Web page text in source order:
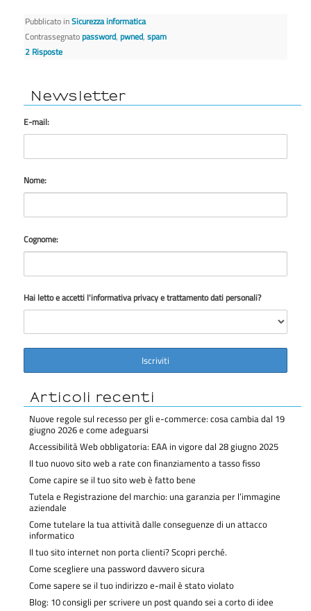
Pubblicato inSicurezza informatica
Contrassegnatopassword,pwned,spam
2Risposte
Newsletter
E-mail:
Nome:
Cognome:
Hai letto e accetti l'informativa privacy e trattamento dati personali?
Articoli recenti
Nuove regole sul recesso per gli e-commerce: cosa cambia dal 19
giugno 2026 e come adeguarsi
Accessibilità Web obbligatoria: EAA in vigore dal 28 giugno 2025
Il tuo nuovo sito web a rate con finanziamento a tasso fisso
Come capire se il tuo sito web è fatto bene
Tutela e Registrazione del marchio: una garanzia per l’immagine
aziendale
Come tutelare la tua attività dalle conseguenze di un attacco
informatico
Il tuo sito internet non porta clienti? Scopri perché.
Come scegliere una password davvero sicura
Come sapere se il tuo indirizzo e-mail è stato violato
Blog: 10 consigli per scrivere un post quando sei a corto di idee